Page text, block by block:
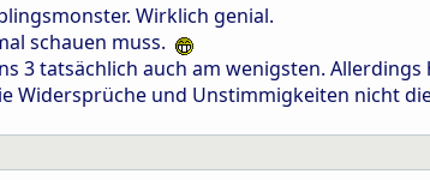
Wirklich genial.
schauen muss.
3 tatsächlich auch am wenigsten.
Widersprüche und Unstimmigkeiten nicht